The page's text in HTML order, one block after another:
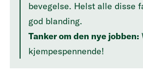
bevegelse. Helst alle disse
god blanding.
Tanker om den nye jobben:
kjempespennende!